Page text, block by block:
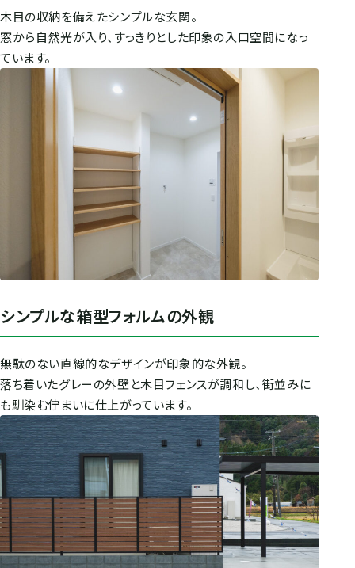
木目の収納を備えたシンプルな玄関。
窓から自然光が入り、すっきりとした印象の入口空間になっ
ています。
シンプルな箱型フォルムの外観
無駄のない直線的なデザインが印象的な外観。
落ち着いたグレーの外壁と木目フェンスが調和し、街並みに
も馴染む佇まいに仕上がっています。